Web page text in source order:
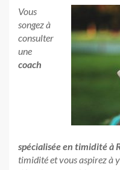
Vous
songez à
consulter
une
coach
spécialisée en timidité à
timidité et vous aspirez à